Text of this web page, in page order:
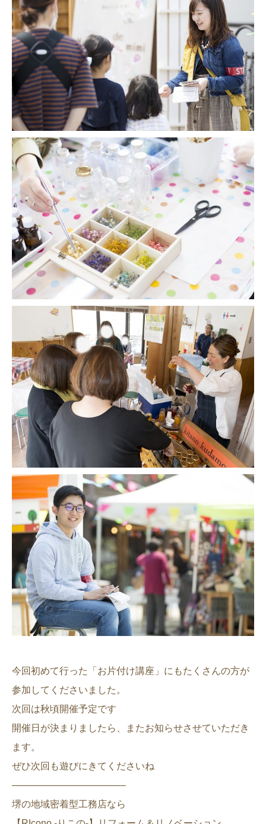
今回初めて行った「お片付け講座」にもたくさんの方が
参加してくださいました。
次回は秋頃開催予定です
開催日が決まりましたら、またお知らせさせていただき
ます。
ぜひ次回も遊びにきてくださいね
————————————
堺の地域密着型工務店なら